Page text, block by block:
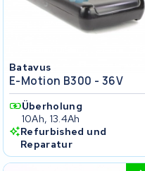
Batavus
E-Motion B300 - 36V
Überholung
10Ah, 13.4Ah
Refurbished und
Reparatur